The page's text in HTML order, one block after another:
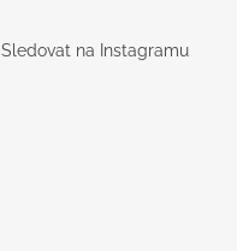
Sledovat na Instagramu